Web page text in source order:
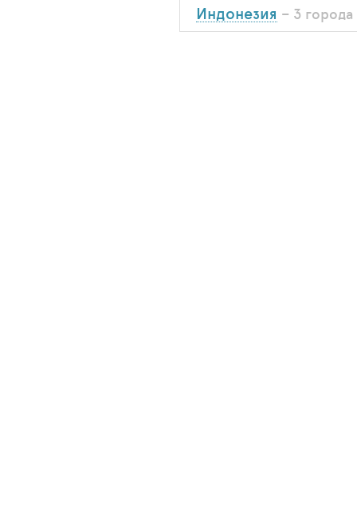
Индонезия – 3 города